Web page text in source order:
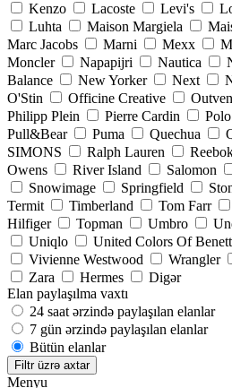
Kenzo
Lacoste Levi's
Luhta
Maison Margiela
Marc Jacobs
Marni Mexx
Moncler
Napapijri Nautica
Balance
New Yorker Next
O'Stin
Officine Creative
Philipp Plein
Pierre Cardin
Pull&Bear
Puma Quechua
SIMONS
Ralph Lauren
Owens
River Island Salomon
Snowimage
Springfield
Termit
Timberland Tom Farr
Hilfiger
Topman Umbro
Uniqlo
United Colors Of
Vivienne Westwood
Wrangler
Zara
Hermes
Digər
Elan paylaşılma vaxtı
24 saat ərzində paylaşılan elanlar
7 gün ərzində paylaşılan elanlar
Bütün elanlar
Filtr üzrə axtar
Menyu